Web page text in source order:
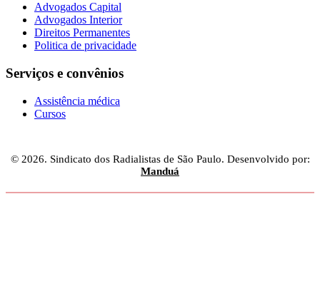
Advogados Capital
Advogados Interior
Direitos Permanentes
Politica de privacidade
Serviços e convênios
Assistência médica
Cursos
© 2026. Sindicato dos Radialistas de São Paulo. Desenvolvido por:
Manduá